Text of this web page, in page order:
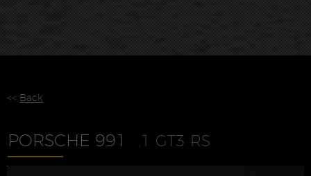
<< Back
PORSCHE 991 .1 GT3 RS